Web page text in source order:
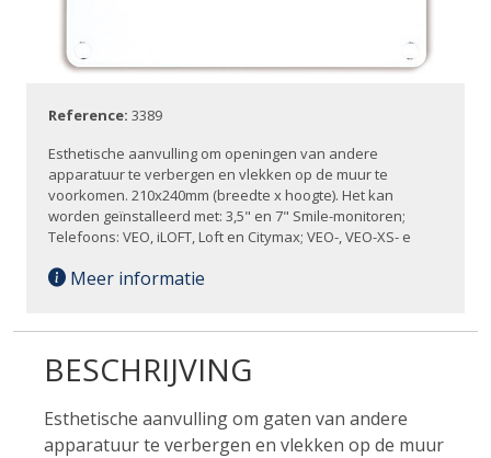
Reference: 3389
Esthetische aanvulling om openingen van andere
apparatuur te verbergen en vlekken op de muur te
voorkomen. 210x240mm (breedte x hoogte). Het kan
worden geïnstalleerd met: 3,5" en 7" Smile-monitoren;
Telefoons: VEO, iLOFT, Loft en Citymax; VEO-, VEO-XS- e
Meer informatie
BESCHRIJVING
Esthetische aanvulling om gaten van andere
apparatuur te verbergen en vlekken op de muur